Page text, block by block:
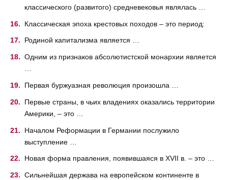
классического (развитого) средневековья являлась …
Классическая эпоха крестовых походов – это период:
Родиной капитализма является …
Одним из признаков абсолютистской монархии является
…
Первая буржуазная революция произошла …
Первые страны, в чьих владениях оказались территории
Америки, – это …
Началом Реформации в Германии послужило
выступление …
Новая форма правления, появившаяся в XVII в. – это …
Сильнейшая держава на европейском континенте в